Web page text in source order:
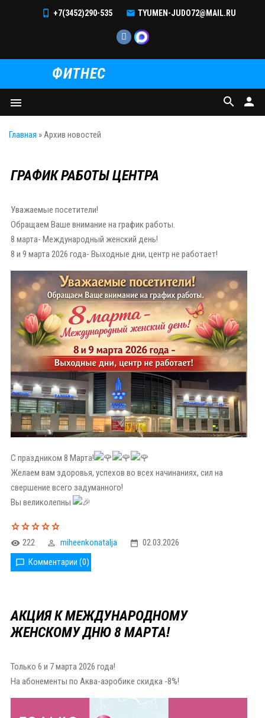
+7(3452)290-535 TYUMEN-JUDO72@MAIL.RU
ФИТНЕС
menu person
search
Главная »Архив новостей
ГРАФИК РАБОТЫ ЦЕНТРА
Уважаемые посетители!
Обращаем Ваше внимание на график работы.
8 марта- Международный женский день!
8 и 9 марта 2026 года- Выходные дни, центр не работает!
С праздником 8 Марта!
Желаем вам здоровья, успехов во всех начинаниях, сил на
свершение всего задуманного!
Вы великолепны
222 miheenkonatalja
02.03.2026
Комментарии (0)
АКЦИЯ К МЕЖДУНАРОДНОМУ
ЖЕНСКОМУ ДНЮ 8 МАРТА!
Только 6 и 7 марта 2026 года!
На абонементы по Аква-аэробике скидка -8%!